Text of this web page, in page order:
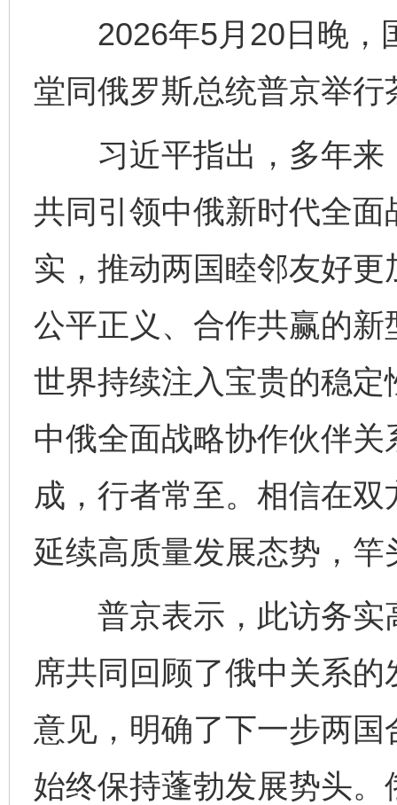
2026年5月20日晚，
堂同俄罗斯总统普京举行
习近平指出，多年来
共同引领中俄新时代全
实，推动两国睦邻友好
公平正义、合作共赢的
世界持续注入宝贵的稳
中俄全面战略协作伙伴
成，行者常至。相信在
延续高质量发展态势，
普京表示，此访务实
席共同回顾了俄中关系
意见，明确了下一步两
始终保持蓬勃发展势头